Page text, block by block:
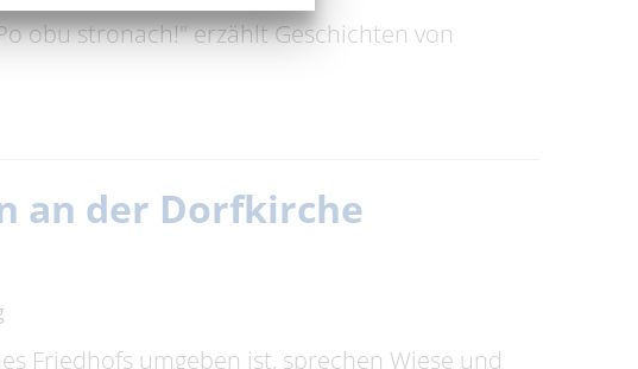
obu stronach!" erzählt Geschichten von
an der Dorfkirche
Friedhofs umgeben ist, sprechen Wiese und